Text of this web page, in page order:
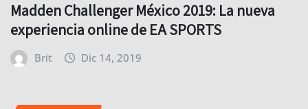
Madden Challenger México 2019: La nueva
experiencia online de EA SPORTS
Brit Dic 14, 2019